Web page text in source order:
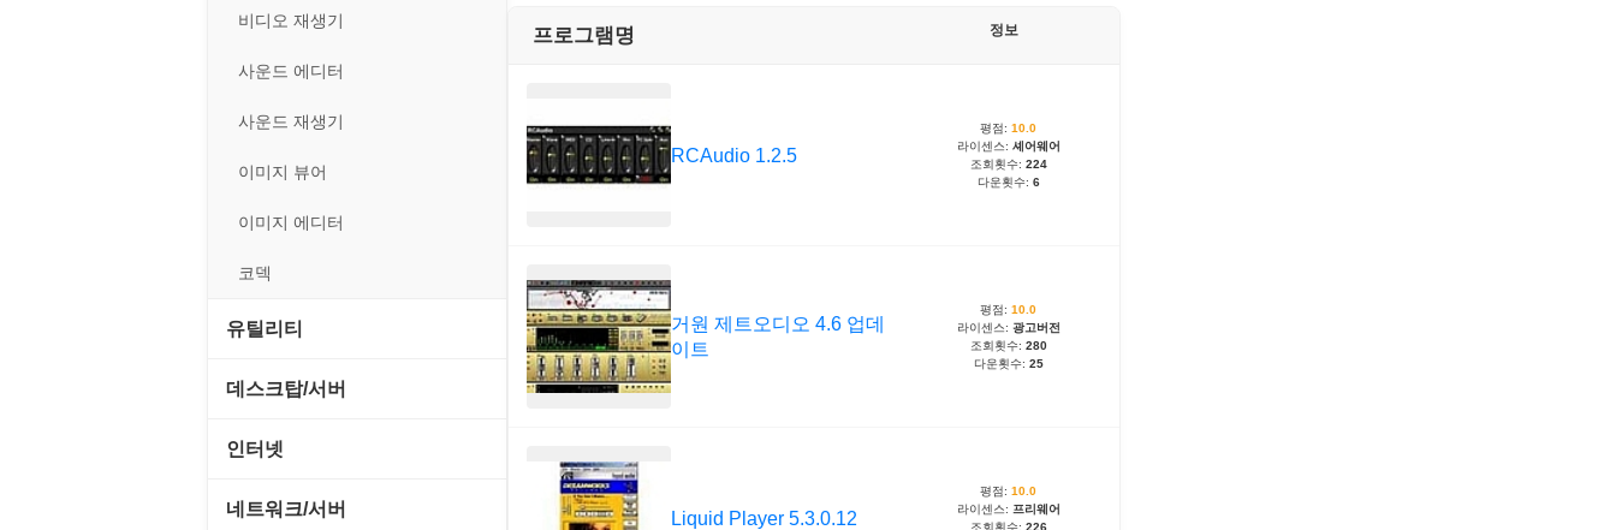
앱플레이어
온라인게임
전략/시뮬레이션
플래시 게임
비디오 재생기
사운드 에디터
사운드 재생기
이미지 뷰어
이미지 에디터
코덱
유틸리티
CD/CDR/DVD
데스크탑/서버
Prometheus
인터넷
FTP/텔넷/통신
네트워크/서버
프로그램명 정보
RCAudio 1.2.5
평점:10.0
라이센스: 셰어웨어
조회횟수: 224
다운횟수: 6
거원 제트오디오 4.6 업데
이트
평점:10.0
라이센스: 광고버전
조회횟수: 280
다운횟수: 25
Liquid Player 5.3.0.12
평점:10.0
라이센스: 프리웨어
조회횟수: 226